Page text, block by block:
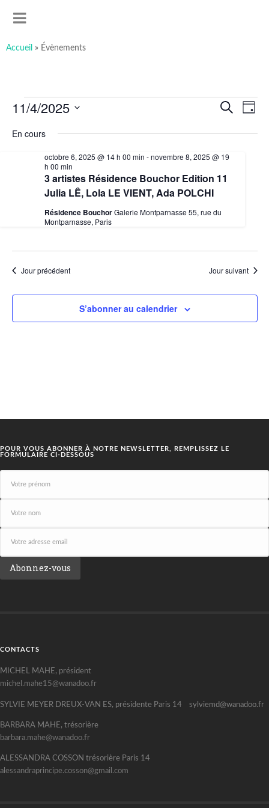
contenuart-sous-x
Association ayant pour but de favoriser et promouvoir la
Accueil » Évènements
for
2025
Recherche
et
vues
Recherche
de
Jour
11/4/2025
une
date.
En cours
3 artistes Résidence Bouchor Edition 11
Julia LÊ, Lola LE VIENT, Ada POLCHI
octobre 6, 2025 @ 14 h 00 min -novembre 8, 2025 @ 19
h 00 min
Résidence BouchorGalerie Montparnasse 55, rue du
Montparnasse, Paris
Jour précédent Jour suivant
S’abonner au calendrier
POUR VOUS ABONNER À NOTRE NEWSLETTER, REMPLISSEZ LE
FORMULAIRE CI-DESSOUS
CONTACTS
MICHEL MAHE, président
michel.mahe15@wanadoo.fr
SYLVIE MEYER DREUX-VAN ES, présidente Paris 14 sylviemd@wanadoo.fr
BARBARA MAHE, trésorière
barbara.mahe@wanadoo.fr
ALESSANDRA COSSON trésorière Paris 14
alessandraprincipe.cosson@gmail.com